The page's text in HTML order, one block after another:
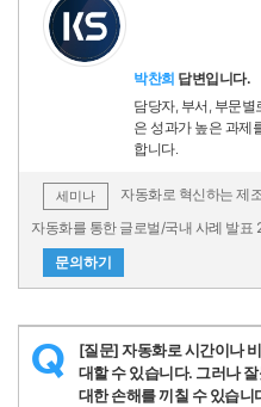
박찬희 답변입니다.
담당자, 부서, 부문
은 성과가 높은 과제
합니다.
세미나
자동화로 혁신하는 제
자동화를 통한 글로벌/국내 사례 발표
문의하기
Q
[질문] 자동화로 시간이나
대할 수 있습니다. 그러나
대한 손해를 끼칠 수 있습니